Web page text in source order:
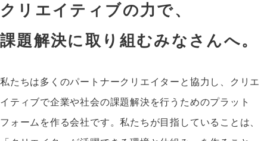
クリエイティブの力で、
課題解決に取り組むみなさんへ。
私たちは多くのパートナークリエイターと協力し、クリエ
イティブで企業や社会の課題解決を行うためのプラット
フォームを作る会社です。私たちが目指していることは、